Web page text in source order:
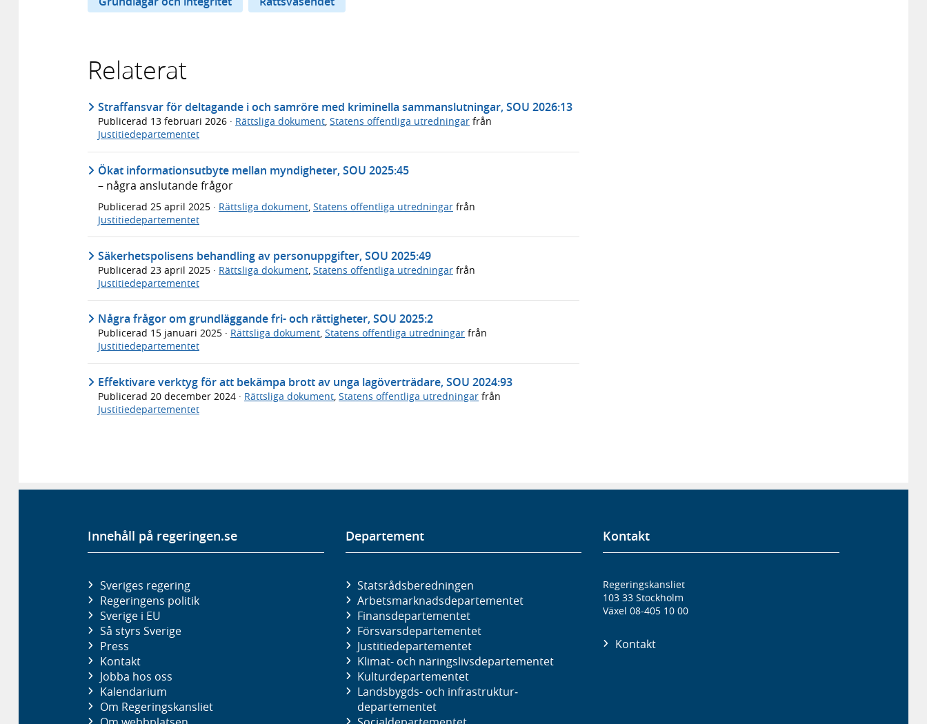
Relaterat
Straffansvar för deltagande i och samröre med kriminella sammanslutningar, SOU 2026:13
Publicerad 13 februari 2026 · Rättsliga dokument, Statens offentliga utredningar från
Justitiedepartementet
Ökat informationsutbyte mellan myndigheter, SOU 2025:45
– några anslutande frågor
Publicerad 25 april 2025 · Rättsliga dokument, Statens offentliga utredningar från
Justitiedepartementet
Säkerhetspolisens behandling av personuppgifter, SOU 2025:49
Publicerad 23 april 2025 · Rättsliga dokument Statens offentliga utredningar från
Justitiedepartementet
Några frågor om grundläggande fri- och rättigheter, SOU 2025:2
Publicerad 15 januari 2025 · Rättsliga dokument, Statens offentliga utredningar från
Justitiedepartementet
Effektivare verktyg för att bekämpa brott av unga lagöverträdare, SOU 2024:93
Publicerad 20 december 2024 · Rättsliga dokument, Statens offentliga utredningar från
Justitiedepartementet
Innehåll på regeringen.se
Sveriges regering
Regeringens politik
Sverige i EU
Så styrs Sverige
Press
Kontakt
Jobba hos oss
Kalendarium
Om Regeringskansliet
Departement
Statsrådsberedningen
Arbetsmarknads­departementet
Finans­departementet
Försvars­departementet
Justitie­departementet
Klimat- och näringslivs­departementet
Kultur­departementet
Landsbygds- och infrastruktur­
departementet
Kontakt
Regeringskansliet
103 33 Stockholm
Växel 08-405 10 00
Kontakt